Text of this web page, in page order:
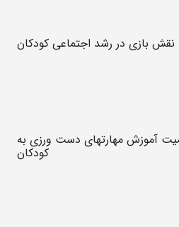
نقش بازی در رشد اجتماعی کودکان
آموزش مهارتهای دست ورزی به
کودکان